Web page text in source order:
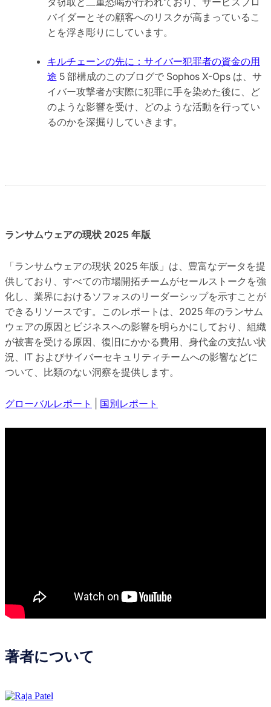
バイダーとその顧客へのリスクが高まっているこ
とを浮き彫りにしています。
キルチェーンの先に：サイバー犯罪者の資金の用
途 5 部構成のこのブログで Sophos X-Ops は、サ
イバー攻撃者が実際に犯罪に手を染めた後に、ど
のような影響を受け、どのような活動を行ってい
るのかを深掘りしていきます。
ランサムウェアの現状 2025 年版
「ランサムウェアの現状 2025 年版」は、豊富なデータを提
供しており、すべての市場開拓チームがセールストークを強
化し、業界におけるソフォスのリーダーシップを示すことが
できるリソースです。このレポートは、2025 年のランサム
ウェアの原因とビジネスへの影響を明らかにしており、組織
が被害を受ける原因、復旧にかかる費用、身代金の支払い状
況、IT およびサイバーセキュリティチームへの影響などに
ついて、比類のない洞察を提供します。
グローバルレポート 国別レポート
著者について